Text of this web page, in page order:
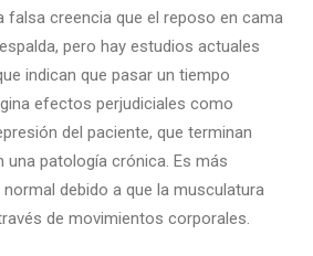
falsa creencia que el reposo en cama
pero hay estudios actuales
indican que pasar un tiempo
efectos perjudiciales como
del paciente, que terminan
una patología crónica. Es más
debido a que la musculatura
de movimientos corporales.